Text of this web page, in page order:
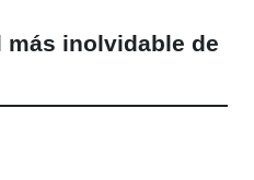
inolvidable de